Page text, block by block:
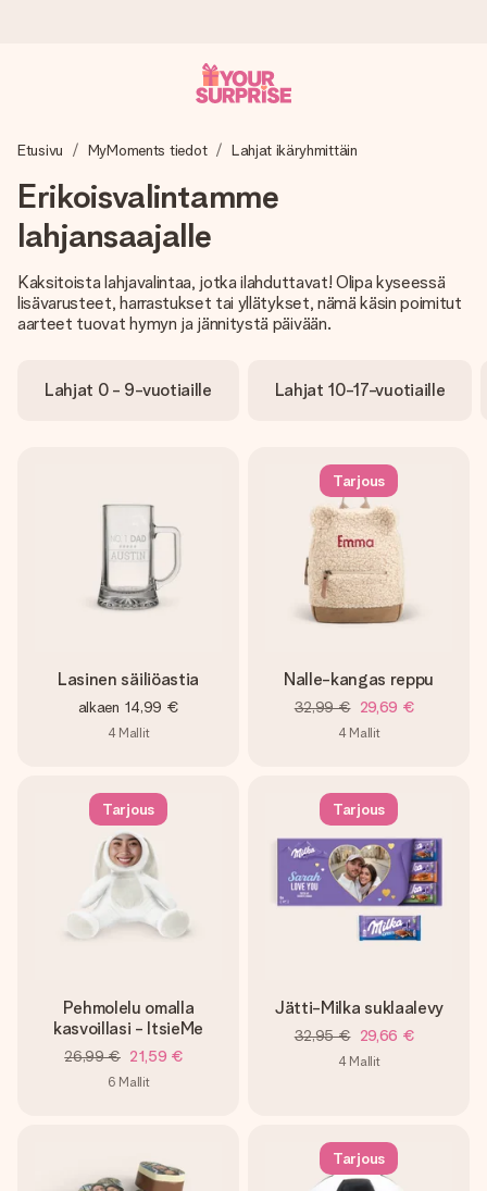
Valmistamme lahjasi huolella ja lähetämme sen hetkessä,
merkitystä.
4,8 (+15 000 arvostelun perusteella)
Lahjamme inspiroivat. Asiakkaiden arvosana on 4,8 Google
Tilaa tänään – personoitu lahja valmistuu ja lähtee matkaan
Etusivu MyMoments tiedot Lahjat ikäryhmittäin
Erikoisvalintamme
lahjansaajalle
Kaksitoista lahjavalintaa, jotka ilahduttavat! Olipa kyseessä
lisävarusteet, harrastukset tai yllätykset, nämä käsin poimitut
aarteet tuovat hymyn ja jännitystä päivään.
Lahjat 0 - 9-vuotiaille Lahjat 10-17-vuotiaille
Lasinen säiliöastia
alkaen 14,99 €
4 Mallit
Tarjous
Nalle-kangas reppu
32,99 € 29,69 €
4 Mallit
Tarjous
Pehmolelu omalla
kasvoillasi - ItsieMe
26,99 € 21,59 €
6 Mallit
Tarjous
Jätti-Milka suklaalevy
32,95 € 29,66 €
4 Mallit
Tarjous